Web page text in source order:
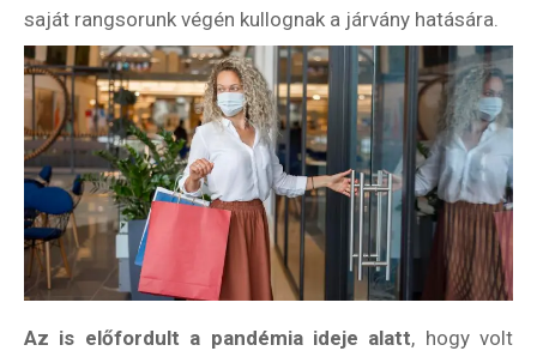
saját rangsorunk végén kullognak a járvány hatására.
Az is előfordult a pandémia ideje alatt, hogy volt